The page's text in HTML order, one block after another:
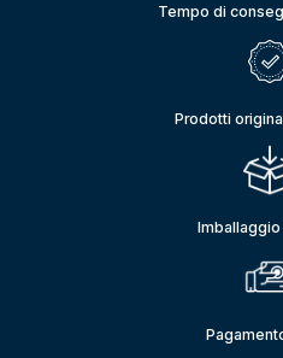
Tempo di
Prodotti